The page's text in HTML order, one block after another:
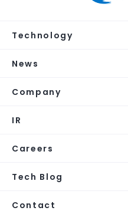
Technology
News
Company
IR
Careers
Tech Blog
Contact